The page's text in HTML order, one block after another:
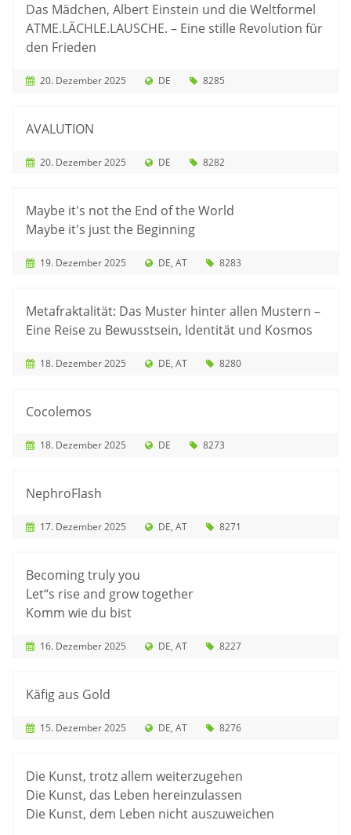
Das Mädchen, Albert Einstein und die Weltformel
ATME.LÄCHLE.LAUSCHE. – Eine stille Revolution für
den Frieden
20. Dezember 2025 DE 8285
AVALUTION
20. Dezember 2025 DE 8282
Maybe it's not the End of the World
Maybe it's just the Beginning
19. Dezember 2025 DE AT 8283
Metafraktalität: Das Muster hinter allen Mustern –
Eine Reise zu Bewusstsein, Identität und Kosmos
18. Dezember 2025 DE AT 8280
Cocolemos
18. Dezember 2025 DE 8273
NephroFlash
17. Dezember 2025 DE AT 8271
Becoming truly you
Let‘‘s rise and grow together
Komm wie du bist
16. Dezember 2025 DE AT 8227
Käfig aus Gold
15. Dezember 2025 DE AT 8276
Die Kunst, trotz allem weiterzugehen
Die Kunst, das Leben hereinzulassen
Die Kunst, dem Leben nicht auszuweichen